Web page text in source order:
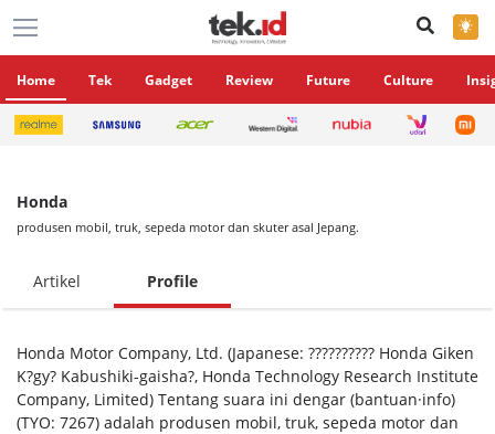
×
Home Tek Gadget Review Future Culture
Honda
produsen mobil, truk, sepeda motor dan skuter asal Jepang.
Artikel Profile
Honda Motor Company, Ltd. (Japanese: ?????????? Honda Giken
K?gy? Kabushiki-gaisha?, Honda Technology Research Institute
Company, Limited) Tentang suara ini dengar (bantuan·info)
(TYO: 7267) adalah produsen mobil, truk, sepeda motor dan